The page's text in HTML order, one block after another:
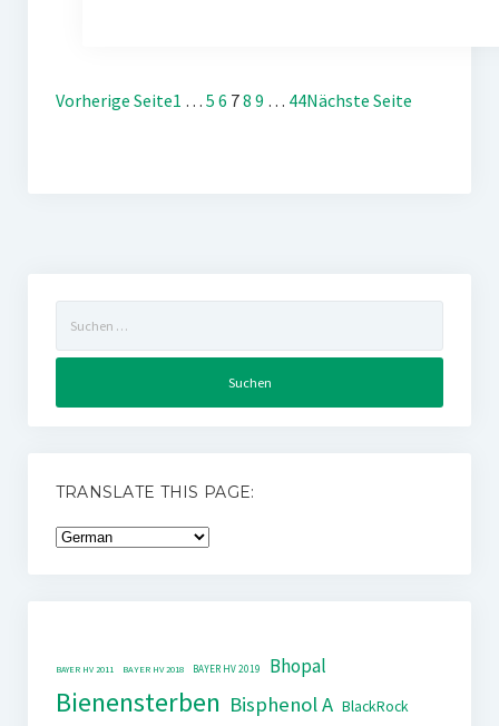
Vorherige Seite1 … 5 6 78 9 … 44Nächste Seite
nach:
TRANSLATE THIS PAGE:
BAYER HV 2011 BAYER HV 2018 BAYER HV 2019 Bhopal
Bienensterben Bisphenol A BlackRock